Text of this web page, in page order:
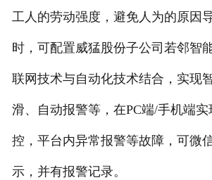
工人的劳动强度，避免人为的原因
时，可配置威猛股份子公司若邻智
联网技术与自动化技术结合，实现
滑、自动报警等，在PC端/手机端
控，平台内异常报警等故障，可微
示，并有报警记录。